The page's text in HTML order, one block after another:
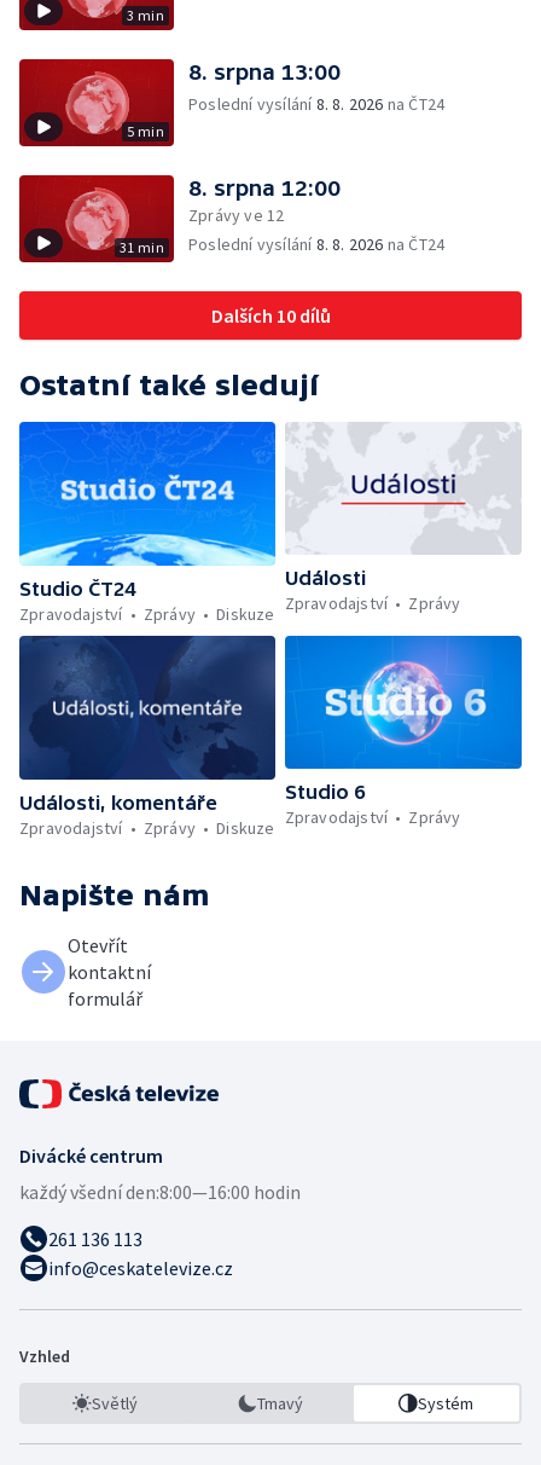
3 min
5 min
8. srpna 13:00
Poslední vysílání8. 8. 2026 na ČT24
31 min
8. srpna 12:00
Zprávy ve 12
Poslední vysílání8. 8. 2026 na ČT24
Dalších 10 dílů
Ostatní také sledují
Studio ČT24
Zpravodajství
Zprávy Diskuze
Události
Zpravodajství
Zprávy
Události, komentáře
Zpravodajství
Zprávy Diskuze
Studio 6
Zpravodajství
Zprávy
Napište nám
Otevřít
kontaktní
formulář
Divácké centrum
každý všední den:8:00—16:00 hodin
261 136 113
info@ceskatelevize.cz
Vzhled
Světlý Tmavý Systém